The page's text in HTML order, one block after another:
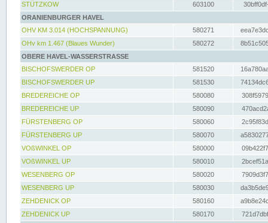
STÜTZKOW
603100
ORANIENBURGER HAVEL
OHV KM 3.014 (HOCHSPANNUNG)
580271
OHv km 1.467 (Blaues Wunder)
580272
OBERE HAVEL-WASSERSTRASSE
BISCHOFSWERDER OP
581520
BISCHOFSWERDER UP
581530
BREDEREICHE OP
580080
BREDEREICHE UP
580090
FÜRSTENBERG OP
580060
FÜRSTENBERG UP
580070
VOßWINKEL OP
580000
VOßWINKEL UP
580010
WESENBERG OP
580020
WESENBERG UP
580030
ZEHDENICK OP
580160
ZEHDENICK UP
580170